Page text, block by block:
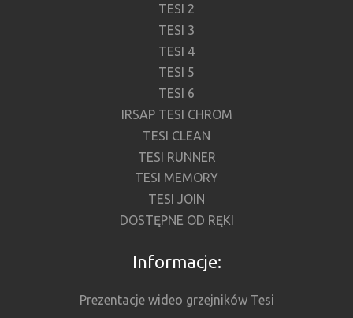
TESI 2
TESI 3
TESI 4
TESI 5
TESI 6
IRSAP TESI CHROM
TESI CLEAN
TESI RUNNER
TESI MEMORY
TESI JOIN
DOSTĘPNE OD RĘKI
Informacje:
Prezentacje wideo grzejników Tesi